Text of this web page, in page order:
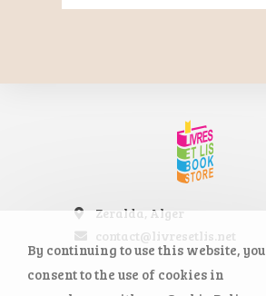
Zeralda, Alger
contact@livresetlis.net
By continuing to use this website, you
consent to the use of cookies in